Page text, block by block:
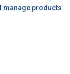
manage products